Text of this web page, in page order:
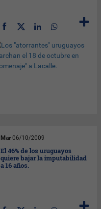
Mar 06/10/2009
El 46% de los uruguayos
quiere bajar la imputabilidad
a 16 años.